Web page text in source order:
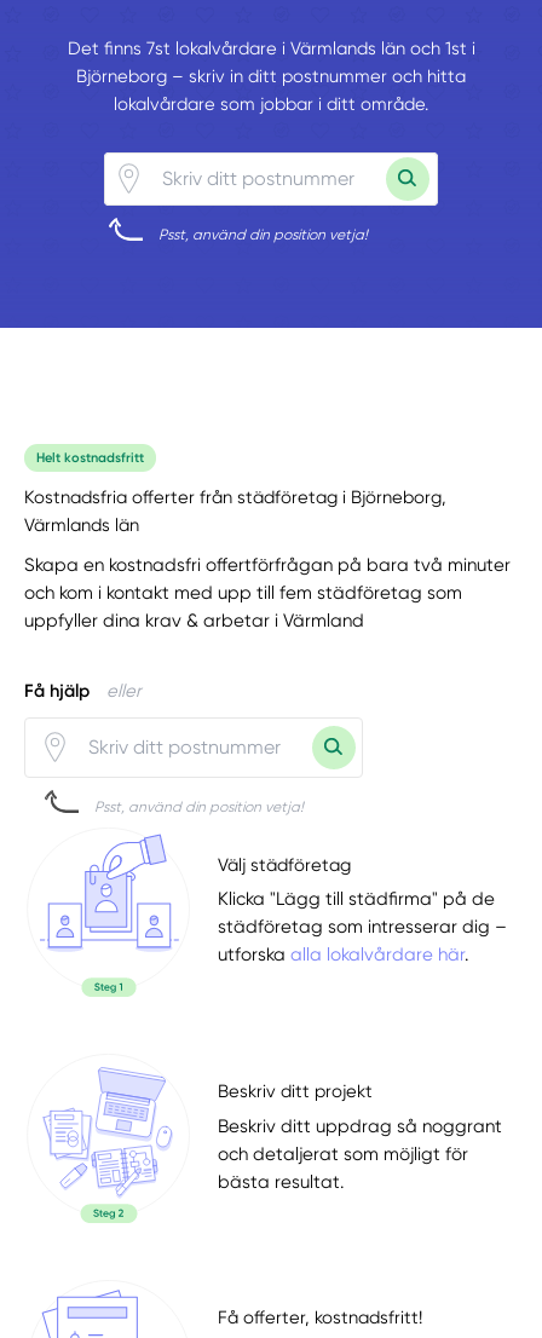
Det finns 7st lokalvårdare i Värmlands län och 1st i
Björneborg – skriv in ditt postnummer och hitta
lokalvårdare som jobbar i ditt område.
Psst, använd din position vetja!
Helt kostnadsfritt
Kostnadsfria offerter från städföretag i Björneborg,
Värmlands län
Skapa en kostnadsfri offertförfrågan på bara två minuter
och kom i kontakt med upp till fem städföretag som
uppfyller dina krav & arbetar i Värmland
Få hjälp eller
Psst, använd din position vetja!
Välj städföretag
Klicka "Lägg till städfirma" på de
städföretag som intresserar dig –
utforskaalla lokalvårdare här.
Beskriv ditt projekt
Beskriv ditt uppdrag så noggrant
och detaljerat som möjligt för
bästa resultat.
Få offerter, kostnadsfritt!